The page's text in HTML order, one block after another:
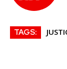
TAGS: